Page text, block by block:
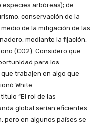
arbóreas); de
conservación de la
de la mitigación de las
mediante la fijación,
(CO2). Considero que
para los
trabajen en algo que
White.
“El rol de las
global serían eficientes
pero en algunos países se